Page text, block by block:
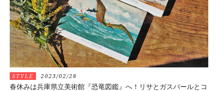
STYLE 2023/02/28
春休みは兵庫県立美術館『恐竜図鑑』へ！リサとガスパールとコ